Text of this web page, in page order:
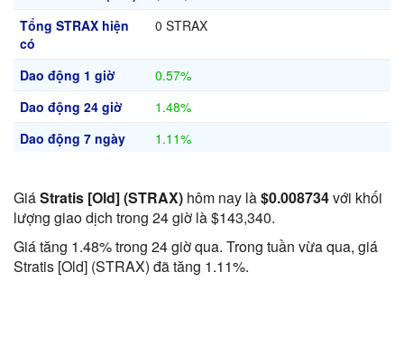
Tổng STRAX hiện
có
0 STRAX
Dao động 1 giờ
0.57%
Dao động 24 giờ
1.48%
Dao động 7 ngày
1.11%
GiáStratis [Old] (STRAX) hôm nay là$0.008734với khối
lượng giao dịch trong 24 giờ là $143,340.
Giá tăng 1.48% trong 24 giờ qua. Trong tuần vừa qua, giá
Stratis [Old] (STRAX) đã tăng 1.11%.